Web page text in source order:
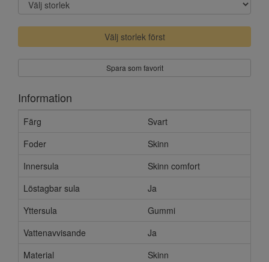
Välj storlek först
Spara som favorit
Information
Färg
Svart
Foder
Skinn
Innersula
Skinn comfort
Löstagbar sula
Ja
Yttersula
Gummi
Vattenavvisande
Ja
Material
Skinn